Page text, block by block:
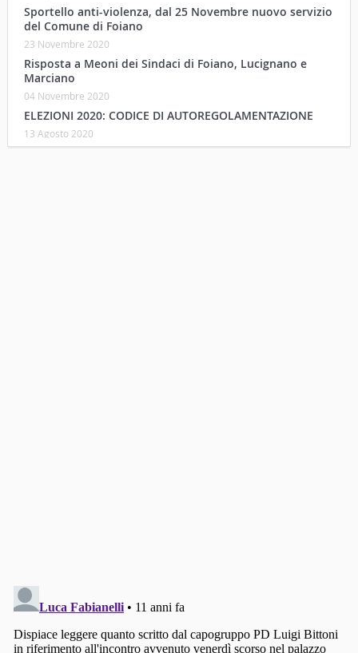
Sportello anti-violenza, dal 25 Novembre nuovo servizio
del Comune di Foiano
23 Novembre 2020
Risposta a Meoni dei Sindaci di Foiano, Lucignano e
Marciano
04 Novembre 2020
ELEZIONI 2020: CODICE DI AUTOREGOLAMENTAZIONE
13 Agosto 2020